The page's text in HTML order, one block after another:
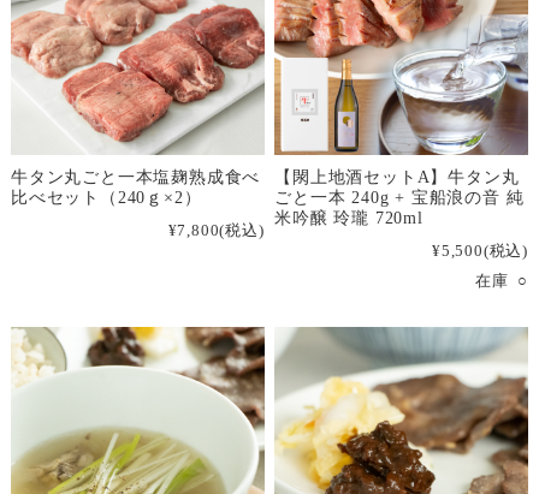
牛タン丸ごと一本塩麹熟成食べ
比べセット（240ｇ×2）
¥7,800(税込)
【閖上地酒セットA】牛タン丸
ごと一本 240g + 宝船浪の音 純
米吟醸 玲瓏 720ml
¥5,500(税込)
在庫 ○